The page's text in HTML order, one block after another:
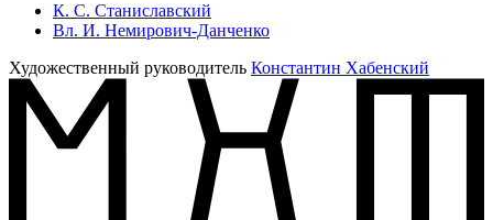
К. С. Станиславский
Вл. И. Немирович-Данченко
Художественный руководитель Константин Хабенский